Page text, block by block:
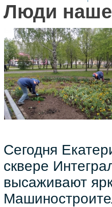
Люди
Сегодня
сквере
высаживают